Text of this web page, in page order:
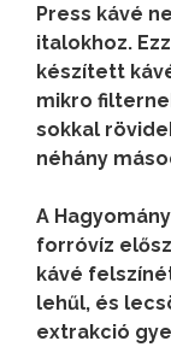
Press kávé
italokhoz.
készített
mikro
sokkal
néhány
A
forróvíz
kávé
lehűl, és
extrakció